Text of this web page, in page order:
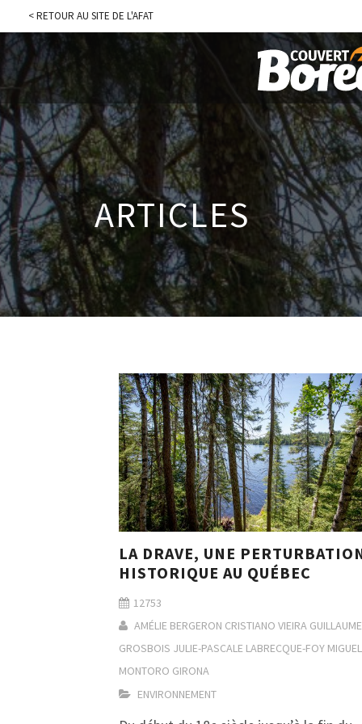
< RETOUR AU SITE DE L'AFAT
ARTICLES
LA DRAVE, UNE
HISTORIQUE AU QUÉBEC
12753
AMÉLIE BERGERON CRISTIANO VIEIRA GUILLAUME
GROSBOIS JULIE-PASCALE LABRECQUE-FOY MIGUEL
MONTORO GIRONA
ENVIRONNEMENT